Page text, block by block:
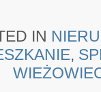
IN
,